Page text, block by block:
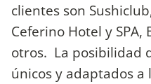
clientes son
Ceferino Hotel y
otros. La posibilidad
únicos y adaptados a